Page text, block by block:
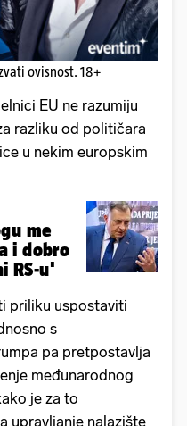
ovisnost. 18+
EU ne razumiju
razliku od političara
u nekim europskim
me
i dobro
RS-u'
priliku uspostaviti
s
pa pretpostavlja
međunarodnog
je za to
upravljanje nalazište